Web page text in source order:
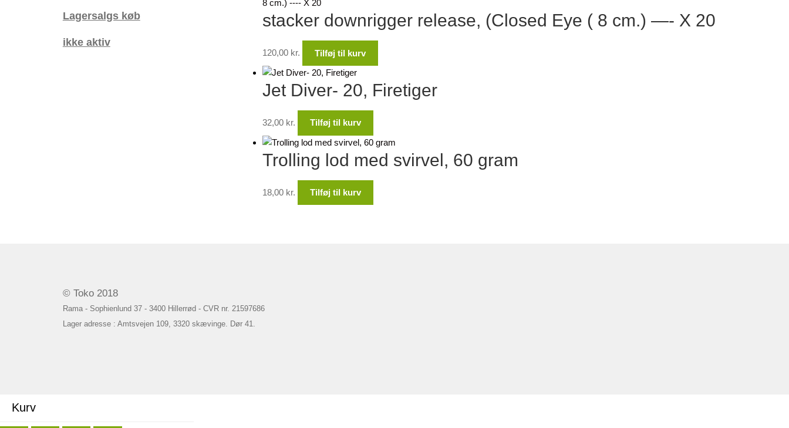
stacker downrigger release, (Closed Eye ( 8 cm.) —- X 20
120,00 kr. Tilføj til kurv
Jet Diver- 20, Firetiger
32,00 kr. Tilføj til kurv
Trolling lod med svirvel, 60 gram
18,00 kr. Tilføj til kurv
Lagersalgs køb
ikke aktiv
© Toko 2018
Rama - Sophienlund 37 - 3400 Hillerrød - CVR nr. 21597686
Lager adresse : Amtsvejen 109, 3320 skævinge. Dør 41.
Kurv